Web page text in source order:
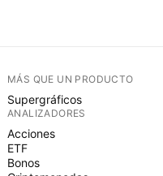
MÁS QUE UN PRODUCTO
Supergráficos
ANALIZADORES
Acciones
ETF
Bonos